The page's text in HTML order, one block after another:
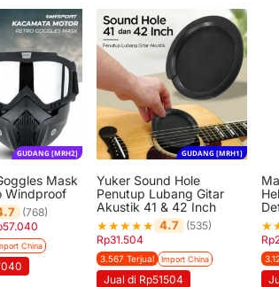
GUDANG [MRH2]
Mask
Windproof
(768)
57.040
China
GUDANG [MRH1]
Yuker Sound Hole
Penutup Lubang Gitar
Akustik 41 & 42 Inch
★★★★★ 4.7 (535)
Rp31.504
3.567 Terjual Import China
Jual di Rp51504
★
Rp